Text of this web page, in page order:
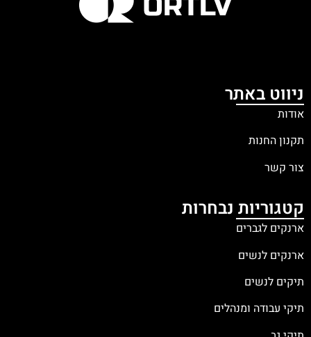
ניווט באתר
אודות
תקנון החנות
צור קשר
קטגוריות נבחרות
ארנקים לגברים
ארנקים לנשים
תיקים לנשים
תיקי עבודה ומנהלים